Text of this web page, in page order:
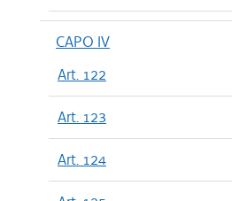
CAPO IV
Art. 122
Art. 123
Art. 124